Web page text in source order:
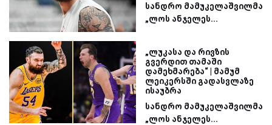
სანდრო მამუკელაშვილმა
„ლოს ანჯელეს...
„ლუკასა და რივზის
გვერდით თამაში
დამეხმარება“ | მამუმ
ლეიკერსში გადასვლაზე
ისაუბრა
სანდრო მამუკელაშვილმა
„ლოს ანჯელეს...